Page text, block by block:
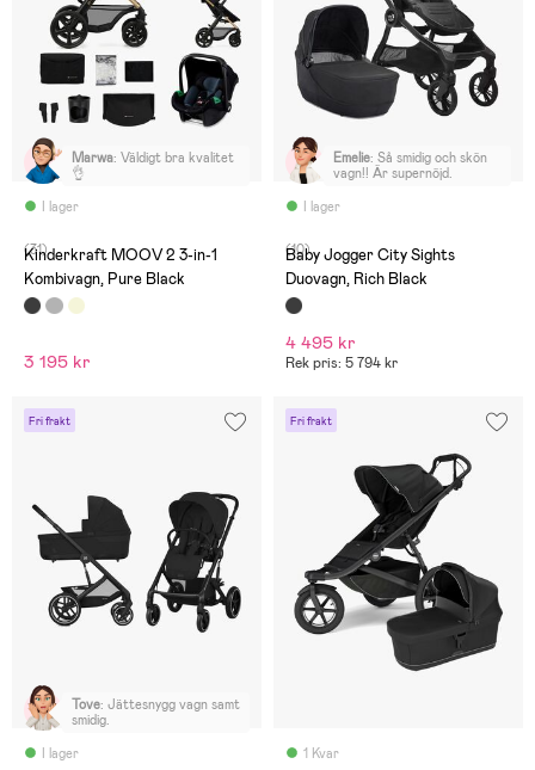
I lager
Marwa: Väldigt bra kvalitet
👌
(31)
Kinderkraft MOOV 2 3-in-1
Kombivagn, Pure Black
3 195 kr
I lager
Emelie: Så smidig och skön
vagn!! Är supernöjd.
(10)
Baby Jogger City Sights
Duovagn, Rich Black
4 495 kr
Rek pris: 5 794 kr
Fri frakt
I lager
Tove: Jättesnygg vagn samt
smidig.
Fri frakt
1 Kvar